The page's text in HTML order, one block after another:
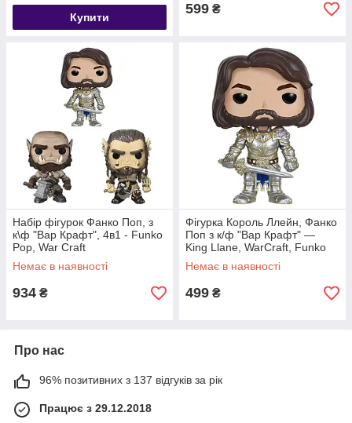
Купити
599 ₴
Набір фігурок Фанко Поп, з
к\ф "Вар Крафт", 4в1 - Funko
Pop, War Craft
Немає в наявності
934 ₴
Фігурка Король Ллейн, Фанко
Поп з к/ф "Вар Крафт" —
King Llane, WarCraft, Funko
Pop
Немає в наявності
499 ₴
Про нас
96% позитивних з 137 відгуків за рік
Працює з 29.12.2018